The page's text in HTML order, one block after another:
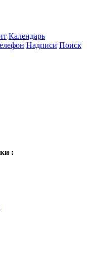
Календарь
Надписи Поиск
: